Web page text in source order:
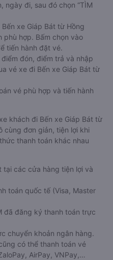
ngày đi, sau đó chọn “TÌM
xe Giáp Bát từ Hồng
phù hợp. Bấm chọn vào
tiến hành đặt vé.
đón, điểm trả và nhập
vé xe đi Bến xe Giáp Bát từ
vé phù hợp và tiến hành
khách đi Bến xe Giáp Bát từ
cùng đơn giản, tiện lợi khi
thanh toán khác nhau
tại các cửa hàng tiện lợi và
toán quốc tế (Visa, Master
đã đăng ký thanh toán trực
chuyển khoản ngân hàng.
có thể thanh toán vé
AirPay, VNPay,…